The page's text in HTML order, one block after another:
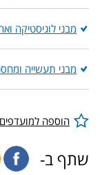
מבני לוגיסטיקה
מבני תעשייה
הוספה למועדפים
שתף ב-